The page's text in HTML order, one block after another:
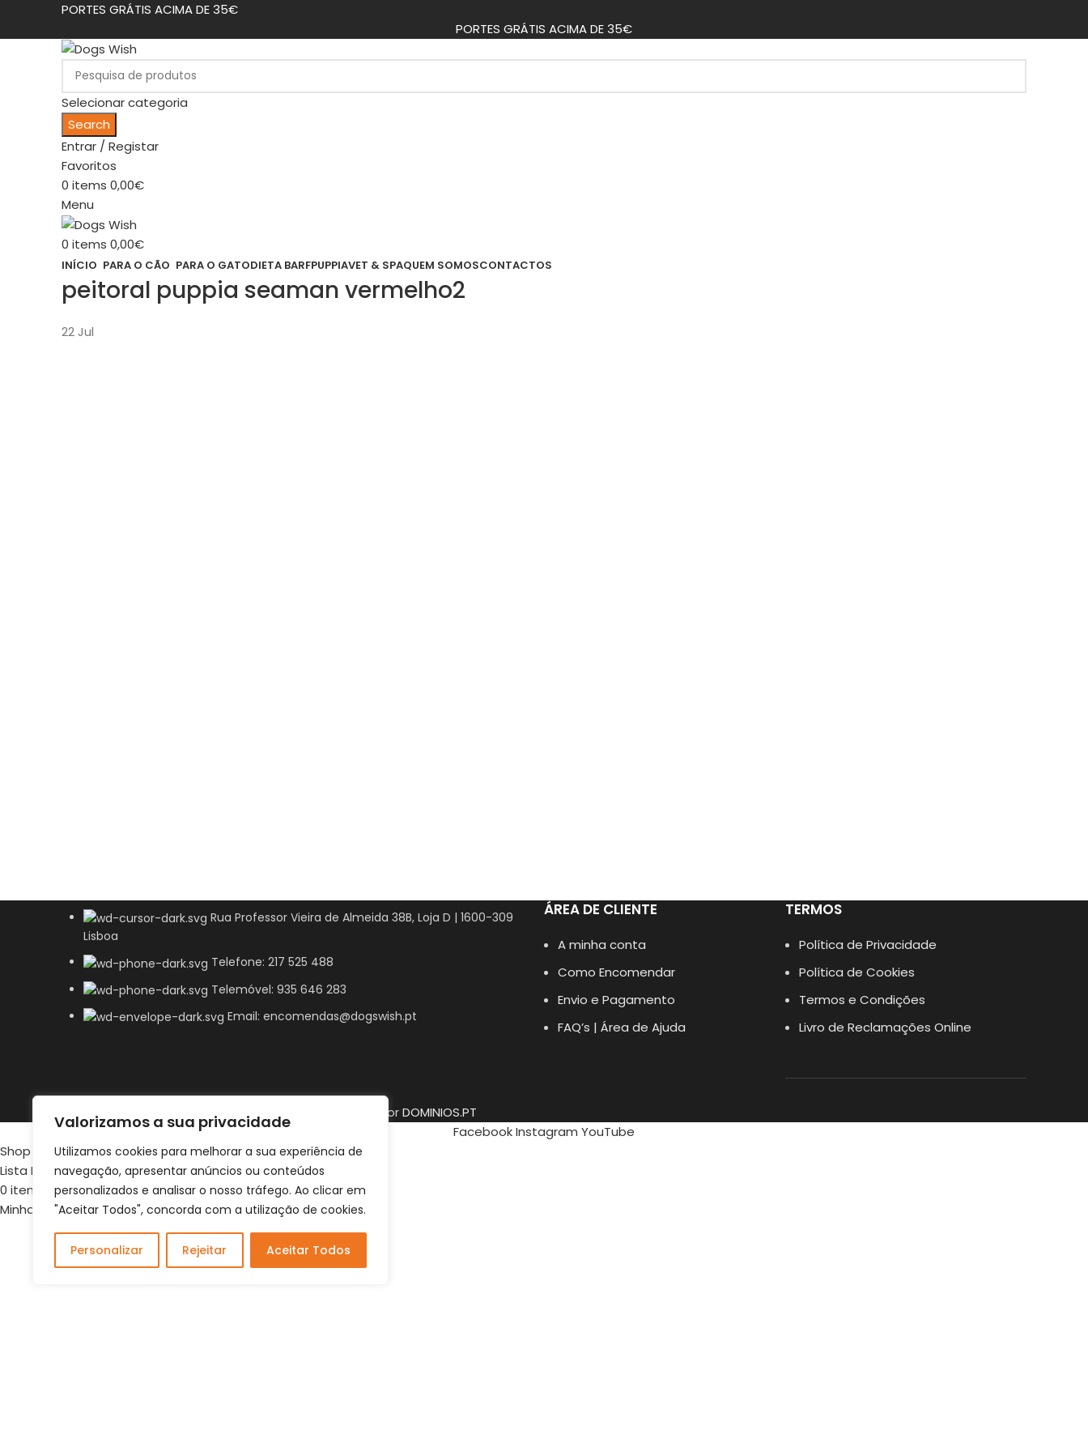
Valorizamos a sua privacidade
Utilizamos cookies para melhorar a sua experiência de
navegação, apresentar anúncios ou conteúdos
personalizados e analisar o nosso tráfego. Ao clicar em
"Aceitar Todos", concorda com a utilização de cookies.
Personalizar Rejeitar Aceitar Todos
PORTES GRÁTIS ACIMA DE 35€
PORTES GRÁTIS ACIMA DE 35€
Selecionar categoria
Search
Entrar / Registar
Favoritos
0 items 0,00€
Menu
0 items 0,00€
INÍCIO PARA O CÃO PARA O GATODIETA BARFPUPPIAVET & SPAQUEM SOMOSCONTACTOS
peitoral puppia seaman vermelho2
22Jul
Rua Professor Vieira de Almeida 38B, Loja D | 1600-309
Lisboa
Telefone: 217 525 488
Telemóvel: 935 646 283
Email: encomendas@dogswish.pt
ÁREA DE CLIENTE
A minha conta
Como Encomendar
Envio e Pagamento
FAQ’s | Área de Ajuda
TERMOS
Política de Privacidade
Política de Cookies
Termos e Condições
Livro de Reclamações Online
Dogs Wish © 2023 . All Rights Reserved. Desenvolvido porDOMINIOS.PT
FacebookInstagram YouTube
Shop
Lista Favoritos
0 items
Cart
Minha conta